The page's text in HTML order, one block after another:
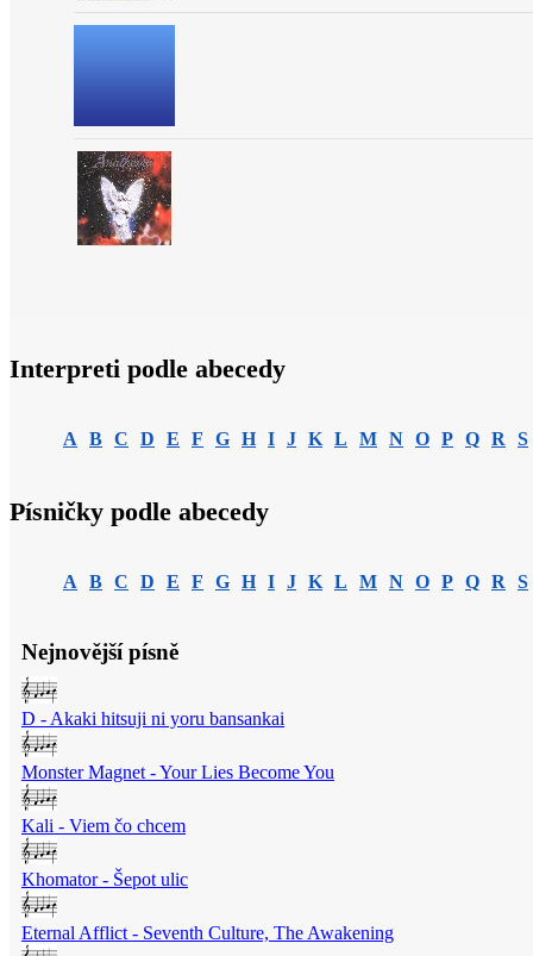
Interpreti podle abecedy
A B C D E F G H I J K L M N O P Q R S
Písničky podle abecedy
A B C D E F G H I J K L M N O P Q R S
Nejnovější písně
D - Akaki hitsuji ni yoru bansankai
Monster Magnet - Your Lies Become You
Kali - Viem čo chcem
Khomator - Šepot ulic
Eternal Afflict - Seventh Culture, The Awakening